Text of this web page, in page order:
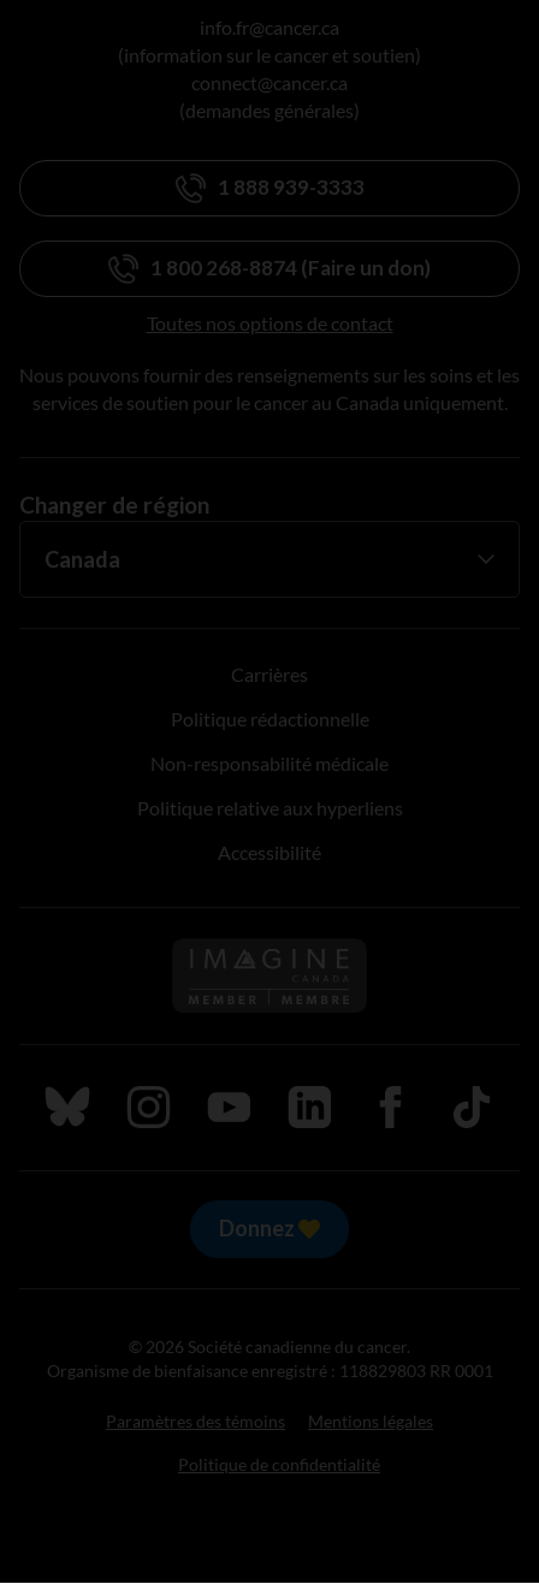
info.fr@cancer.ca
(information sur le cancer et soutien)
connect@cancer.ca
(demandes générales)
1 888 939-3333
1 800 268-8874 (Faire un don)
Toutes nos options de contact
Nous pouvons fournir des renseignements sur les soins et les
services de soutien pour le cancer au Canada uniquement.
Changer de région
Carrières
Politique rédactionnelle
Non-responsabilité médicale
Politique relative aux hyperliens
Accessibilité
Suivez nous sur Bluesky
Suivez nous sur Instagram
Suivez nous sur Youtube
Suivez nous sur LinkedIn
Suivez nous sur
TikTok
Donnez
© 2026 Société canadienne du cancer.
Organisme de bienfaisance enregistré : 118829803 RR 0001
Paramètres des témoins Mentions légales
Politique de confidentialité